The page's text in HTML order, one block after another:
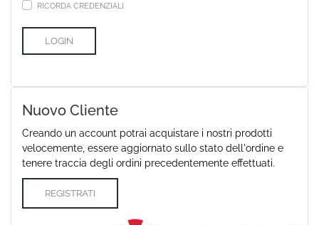
RICORDA CREDENZIALI
Nuovo Cliente
Creando un account potrai acquistare i nostri prodotti
velocemente, essere aggiornato sullo stato dell'ordine e
tenere traccia degli ordini precedentemente effettuati.
REGISTRATI